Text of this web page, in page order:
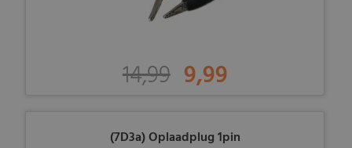
14,99 9,99
(7D3a) Oplaadplug 1pin